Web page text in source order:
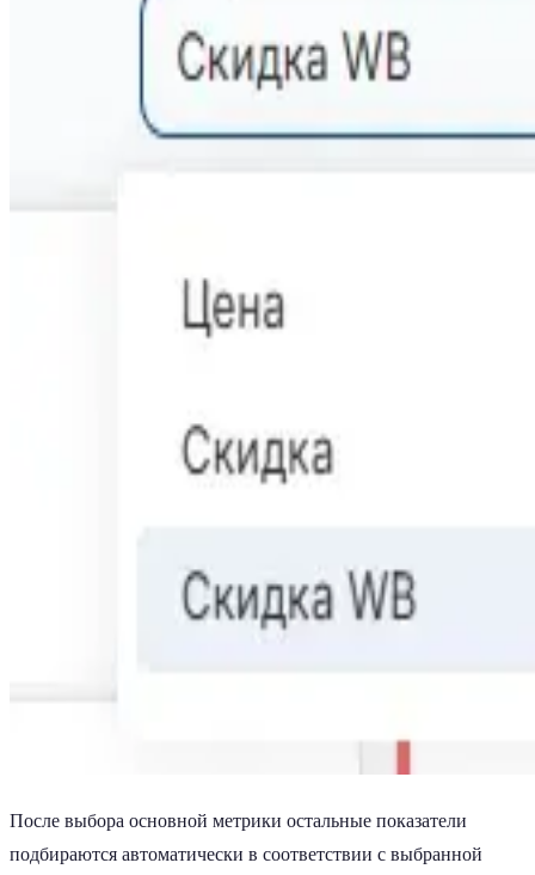
После выбора основной метрики остальные показатели
подбираются автоматически в соответствии с выбранной